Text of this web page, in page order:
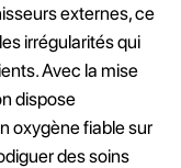
externes, ce
irrégularités qui
Avec la mise
dispose
oxygène fiable sur
des soins